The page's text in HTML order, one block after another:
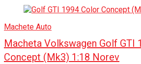
Machete Auto
Macheta Volkswagen Golf GTI
Concept (Mk3) 1:18 Norev